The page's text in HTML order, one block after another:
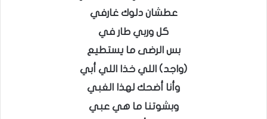
عطشان دلوك غارفي
كل وربي طار في
بس الرضى ما يستطيع
(واجد) اللي خذا اللي أبي
وأنا أضحك لهذا الغبي
وبشوتنا ما هي عبي